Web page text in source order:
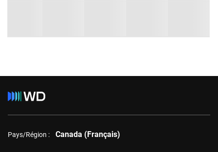
Pays/Région : Canada (Français)